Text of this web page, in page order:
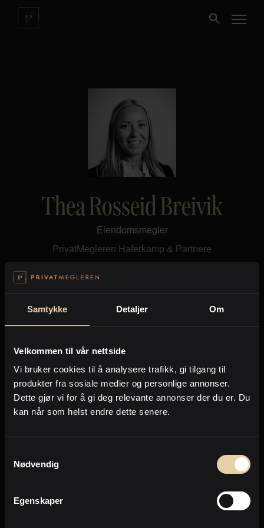
Samtykke Detaljer Om
Velkommen til vår nettside
Vi bruker cookies til å analysere trafikk, gi tilgang til
produkter fra sosiale medier og personlige annonser.
Dette gjør vi for å gi deg relevante annonser der du er. Du
kan når som helst endre dette senere.
Nødvendig
Egenskaper
Fritidseiendom
Finansiering
Kontor og megler
Digital boligannonsering
Styling og klargjøring
Kjøpsmegling
Stillinger
Thea Rosseid Breivik
Eiendomsmegler
PrivatMegleren Haferkamp & Partnere
91 86 50 17
Lagre visittkort Del visittkort
Selge eiendom?